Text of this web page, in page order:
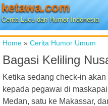
ketawa.com
Cerita Lucu dan Humor Indonesia
Home » Cerita Humor Umum
Bagasi Keliling
Ketika sedang check-in
kepada pegawai di
Medan, satu ke Makassar,